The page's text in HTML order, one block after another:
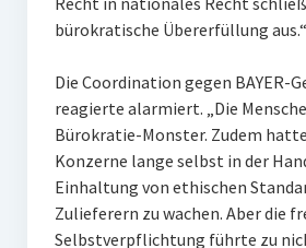
bürokratische Übererfüllung aus.“
Die Coordination gegen BAYER-
reagierte alarmiert. „Die
Bürokratie-Monster. Zudem
Konzerne lange selbst in der
Einhaltung von ethischen
Zulieferern zu wachen. Aber die
Selbstverpflichtung führte zu